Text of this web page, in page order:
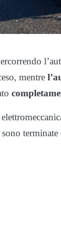
mentre
terminate